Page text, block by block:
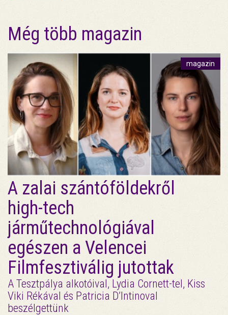
Még több magazin
magazin
A zalai szántóföldekről
high-tech
járműtechnológiával
egészen a Velencei
Filmfesztiválig jutottak
A Tesztpálya alkotóival, Lydia Cornett-tel, Kiss
Viki Rékával és Patricia D’Intinoval
beszélgettünk